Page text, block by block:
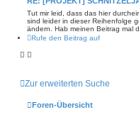
Tut mir leid, dass das hier
sind leider in dieser Reihenfolge
ändern. Hab meinen Beitrag mal
Rufe den Beitrag auf
Zur erweiterten Suche
Foren-Übersicht